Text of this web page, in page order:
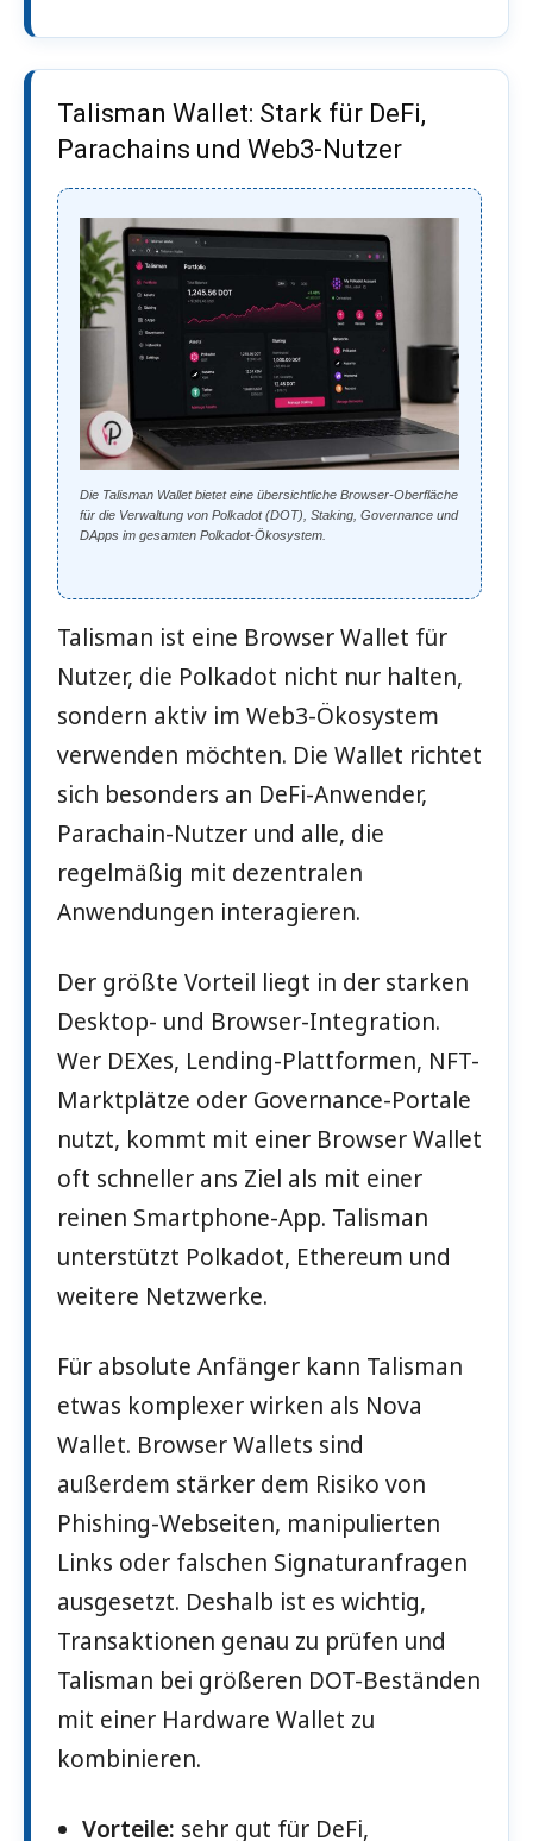
Talisman Wallet: Stark für DeFi,
Parachains und Web3-Nutzer
Die Talisman Wallet bietet eine übersichtliche Browser-Oberfläche
für die Verwaltung von Polkadot (DOT), Staking, Governance und
DApps im gesamten Polkadot-Ökosystem.
Talisman ist eine Browser Wallet für
Nutzer, die Polkadot nicht nur halten,
sondern aktiv im Web3-Ökosystem
verwenden möchten. Die Wallet richtet
sich besonders an DeFi-Anwender,
Parachain-Nutzer und alle, die
regelmäßig mit dezentralen
Anwendungen interagieren.
Der größte Vorteil liegt in der starken
Desktop- und Browser-Integration.
Wer DEXes, Lending-Plattformen, NFT-
Marktplätze oder Governance-Portale
nutzt, kommt mit einer Browser Wallet
oft schneller ans Ziel als mit einer
reinen Smartphone-App. Talisman
unterstützt Polkadot, Ethereum und
weitere Netzwerke.
Für absolute Anfänger kann Talisman
etwas komplexer wirken als Nova
Wallet. Browser Wallets sind
außerdem stärker dem Risiko von
Phishing-Webseiten, manipulierten
Links oder falschen Signaturanfragen
ausgesetzt. Deshalb ist es wichtig,
Transaktionen genau zu prüfen und
Talisman bei größeren DOT-Beständen
mit einer Hardware Wallet zu
kombinieren.
Vorteile: sehr gut für DeFi,